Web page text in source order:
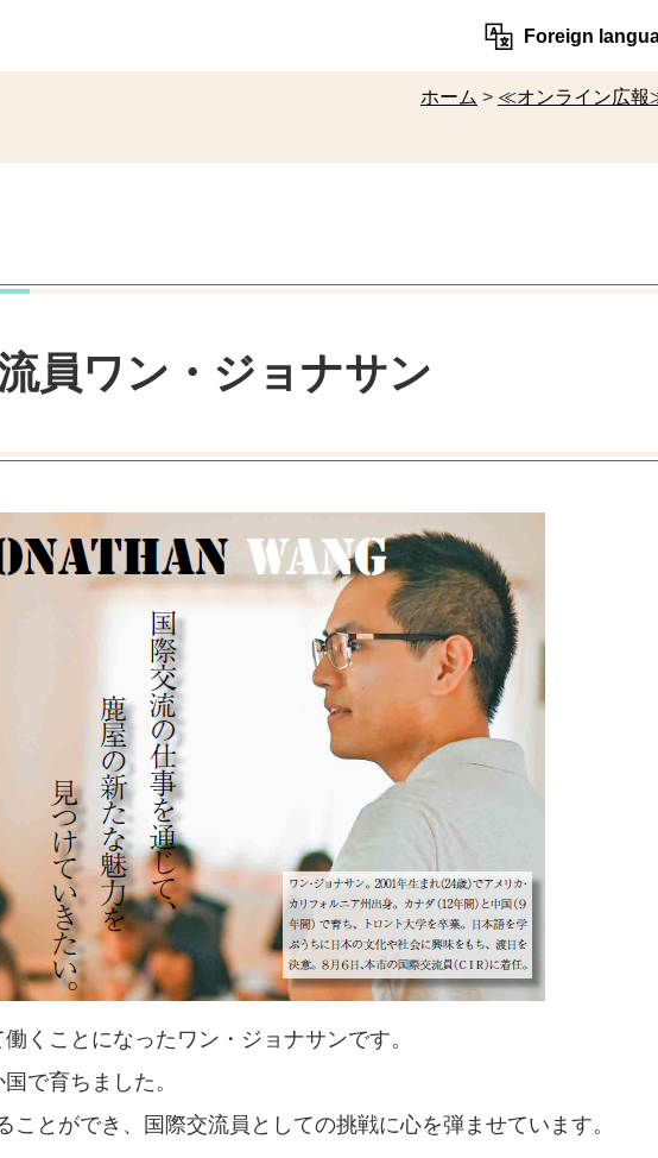
Foreign
ホーム > ≪オンライン広報
員ワン・ジョナサン
くことになったワン・ジョナサンです。
で育ちました。
ことができ、国際交流員としての挑戦に心を弾ませています。